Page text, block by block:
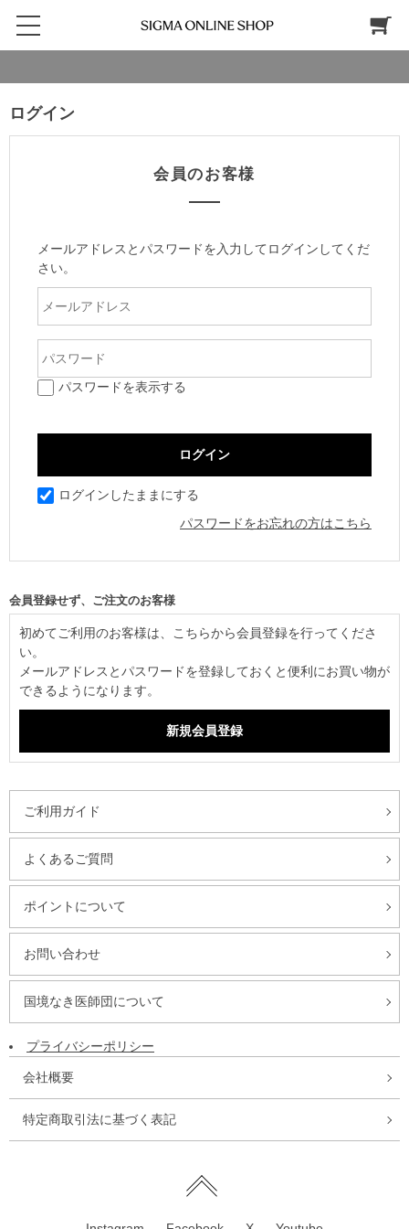
ログイン
会員のお客様
メールアドレスとパスワードを入力してログインしてくだ
さい。
パスワードを表示する
ログインしたままにする
パスワードをお忘れの方はこちら
初めてご利用のお客様は、こちらから会員登録を行ってくださ
い。
メールアドレスとパスワードを登録しておくと便利にお買い物が
できるようになります。
ご利用ガイド
よくあるご質問
ポイントについて
お問い合わせ
国境なき医師団について
プライバシーポリシー
会社概要
特定商取引法に基づく表記